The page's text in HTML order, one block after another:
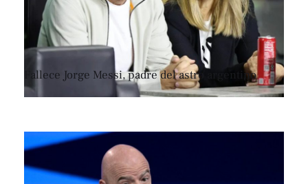
Fallece Jorge Messi, padre del astro argentino